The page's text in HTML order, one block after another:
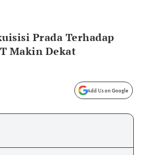
Prada Terhadap
Makin Dekat
Add Us on Google